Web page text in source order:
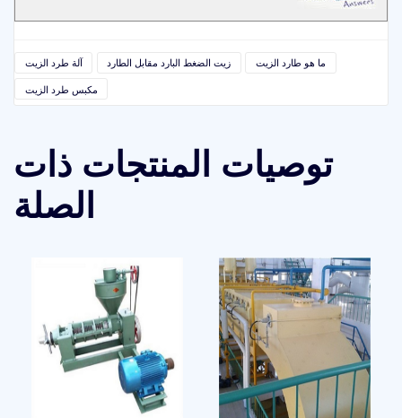
آلة طرد الزيت زيت الضغط البارد مقابل الطارد
ما هو طارد الزيت
مكبس طرد الزيت
توصيات المنتجات ذات
الصلة